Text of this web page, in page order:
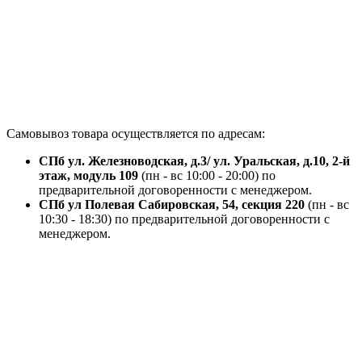
Самовывоз товара осуществляется по адресам:
СПб ул. Железноводская, д.3/ ул. Уральская, д.10, 2-й
этаж, модуль 109 (пн - вс 10:00 - 20:00) по
предварительной договоренности с менеджером.
СПб ул Полевая Сабировская, 54, секция 220 (пн - вс
10:30 - 18:30) по предварительной договоренности с
менеджером.